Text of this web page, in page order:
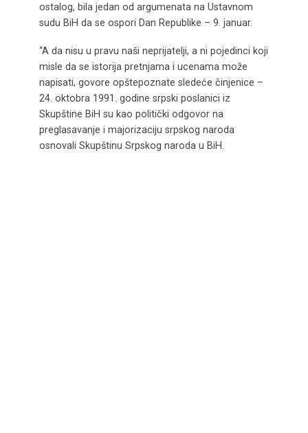
ostalog, bila jedan od argumenata na Ustavnom
sudu BiH da se ospori Dan Republike – 9. januar.
“A da nisu u pravu naši neprijatelji, a ni pojedinci koji
misle da se istorija pretnjama i ucenama može
napisati, govore opštepoznate sledeće činjenice –
24. oktobra 1991. godine srpski poslanici iz
Skupštine BiH su kao politički odgovor na
preglasavanje i majorizaciju srpskog naroda
osnovali Skupštinu Srpskog naroda u BiH.